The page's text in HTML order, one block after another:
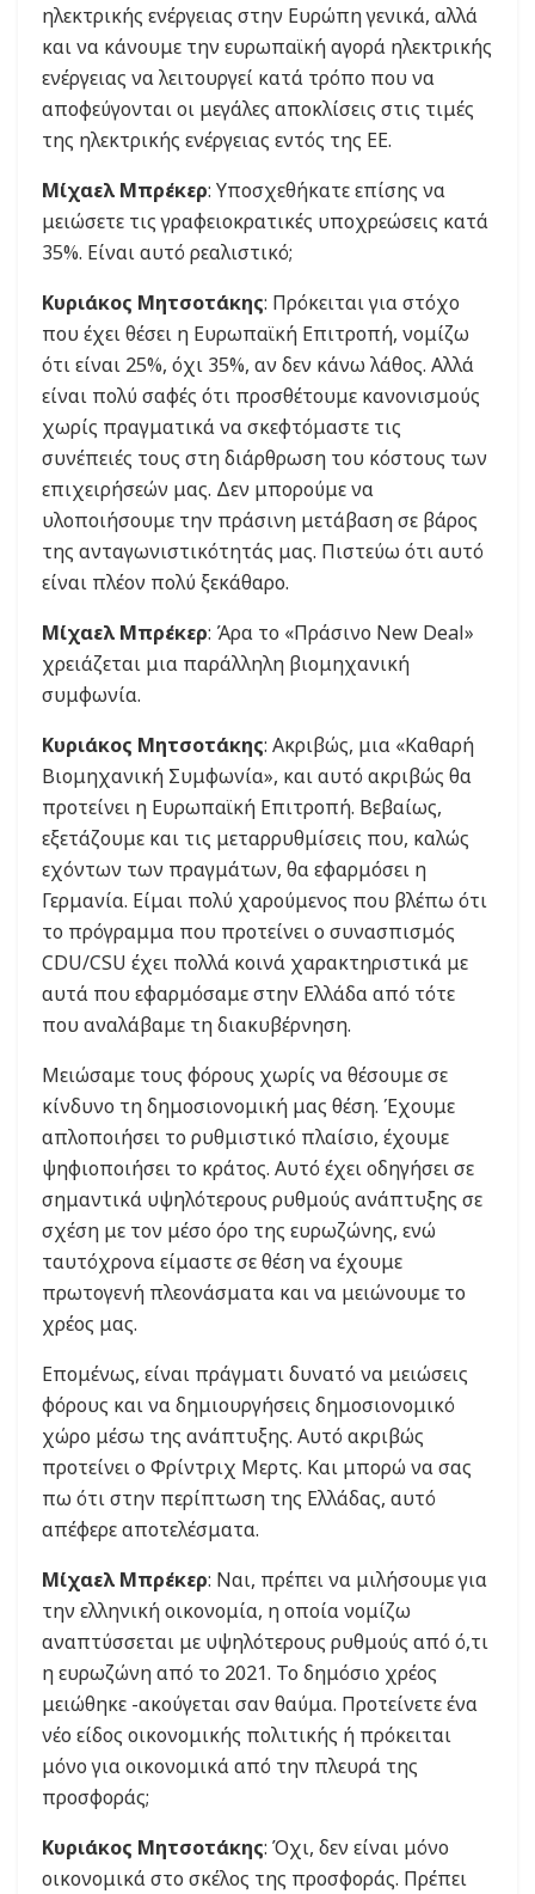
ηλεκτρικής ενέργειας στην Ευρώπη γενικά, αλλά
και να κάνουμε την ευρωπαϊκή αγορά ηλεκτρικής
ενέργειας να λειτουργεί κατά τρόπο που να
αποφεύγονται οι μεγάλες αποκλίσεις στις τιμές
της ηλεκτρικής ενέργειας εντός της ΕΕ.
Μίχαελ Μπρέκερ: Υποσχεθήκατε επίσης να
μειώσετε τις γραφειοκρατικές υποχρεώσεις κατά
35%. Είναι αυτό ρεαλιστικό;
Κυριάκος Μητσοτάκης: Πρόκειται για στόχο
που έχει θέσει η Ευρωπαϊκή Επιτροπή, νομίζω
ότι είναι 25%, όχι 35%, αν δεν κάνω λάθος. Αλλά
είναι πολύ σαφές ότι προσθέτουμε κανονισμούς
χωρίς πραγματικά να σκεφτόμαστε τις
συνέπειές τους στη διάρθρωση του κόστους των
επιχειρήσεών μας. Δεν μπορούμε να
υλοποιήσουμε την πράσινη μετάβαση σε βάρος
της ανταγωνιστικότητάς μας. Πιστεύω ότι αυτό
είναι πλέον πολύ ξεκάθαρο.
Μίχαελ Μπρέκερ: Άρα το «Πράσινο New Deal»
χρειάζεται μια παράλληλη βιομηχανική
συμφωνία.
Κυριάκος Μητσοτάκης: Ακριβώς, μια «Καθαρή
Βιομηχανική Συμφωνία», και αυτό ακριβώς θα
προτείνει η Ευρωπαϊκή Επιτροπή. Βεβαίως,
εξετάζουμε και τις μεταρρυθμίσεις που, καλώς
εχόντων των πραγμάτων, θα εφαρμόσει η
Γερμανία. Είμαι πολύ χαρούμενος που βλέπω ότι
το πρόγραμμα που προτείνει ο συνασπισμός
CDU/CSU έχει πολλά κοινά χαρακτηριστικά με
αυτά που εφαρμόσαμε στην Ελλάδα από τότε
που αναλάβαμε τη διακυβέρνηση.
Μειώσαμε τους φόρους χωρίς να θέσουμε σε
κίνδυνο τη δημοσιονομική μας θέση. Έχουμε
απλοποιήσει το ρυθμιστικό πλαίσιο, έχουμε
ψηφιοποιήσει το κράτος. Αυτό έχει οδηγήσει σε
σημαντικά υψηλότερους ρυθμούς ανάπτυξης σε
σχέση με τον μέσο όρο της ευρωζώνης, ενώ
ταυτόχρονα είμαστε σε θέση να έχουμε
πρωτογενή πλεονάσματα και να μειώνουμε το
χρέος μας.
Επομένως, είναι πράγματι δυνατό να μειώσεις
φόρους και να δημιουργήσεις δημοσιονομικό
χώρο μέσω της ανάπτυξης. Αυτό ακριβώς
προτείνει ο Φρίντριχ Μερτς. Και μπορώ να σας
πω ότι στην περίπτωση της Ελλάδας, αυτό
απέφερε αποτελέσματα.
Μίχαελ Μπρέκερ: Ναι, πρέπει να μιλήσουμε για
την ελληνική οικονομία, η οποία νομίζω
αναπτύσσεται με υψηλότερους ρυθμούς από ό,τι
η ευρωζώνη από το 2021. Το δημόσιο χρέος
μειώθηκε -ακούγεται σαν θαύμα. Προτείνετε ένα
νέο είδος οικονομικής πολιτικής ή πρόκειται
μόνο για οικονομικά από την πλευρά της
προσφοράς;
Κυριάκος Μητσοτάκης: Όχι, δεν είναι μόνο
οικονομικά στο σκέλος της προσφοράς. Πρέπει